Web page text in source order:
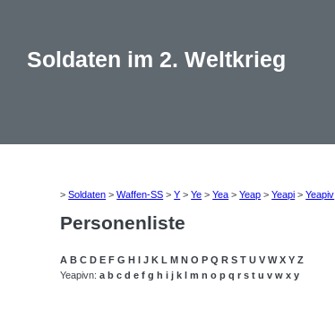
Soldaten im 2. Weltkrieg
>Soldaten >Waffen-SS >Y >Ye >Yea >Yeap >Yeapi >Yeapiv
Personenliste
A B C D E F G H I J K L M N O P Q R S T U V W X Y Z
Yeapivn:a b c d e f g h i j k l m n o p q r s t u v w x y